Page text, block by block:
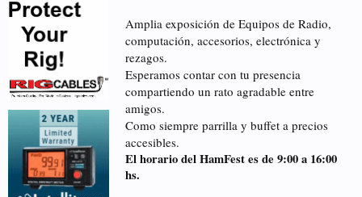
Amplia exposición de Equipos de Radio,
computación, accesorios, electrónica y
rezagos.
Esperamos contar con tu presencia
compartiendo un rato agradable entre
amigos.
Como siempre parrilla y buffet a precios
accesibles.
El horario del HamFest es de 9:00 a 16:00
hs.